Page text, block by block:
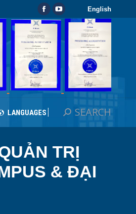
English
LANGUAGES SEARCH
TRỊ
& ĐẠI
LANGUAGES SEARCH